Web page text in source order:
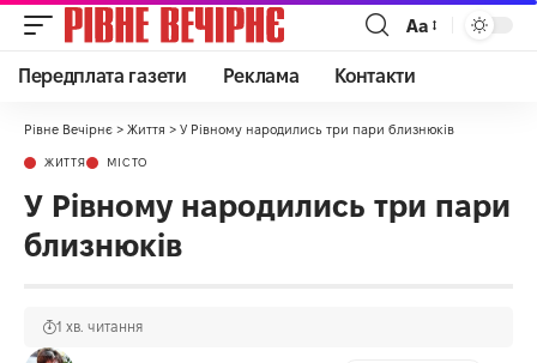
Аа
Передплата газети Реклама Контакти
Рівне Вечірнє > Життя > У Рівному народились три пари близнюків
ЖИТТЯ МІСТО
У Рівному народились три пари
близнюків
1 хв. читання